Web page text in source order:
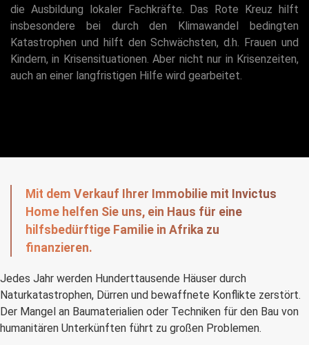
die Ausbildung lokaler Fachkräfte. Das Rote Kreuz hilft
insbesondere bei durch den Klimawandel bedingten
Katastrophen und hilft den Schwächsten, d.h. Frauen und
Kindern, in Krisensituationen. Aber nicht nur in Krisenzeiten,
auch an einer langfristigen Hilfe wird gearbeitet.
Mit dem Verkauf Ihrer Immobilie mit Invictus
Home helfen Sie uns, ein Haus für eine
hilfsbedürftige Familie in Afrika zu
finanzieren.
Jedes Jahr werden Hunderttausende Häuser durch
Naturkatastrophen, Dürren und bewaffnete Konflikte zerstört.
Der Mangel an Baumaterialien oder Techniken für den Bau von
humanitären Unterkünften führt zu großen Problemen.